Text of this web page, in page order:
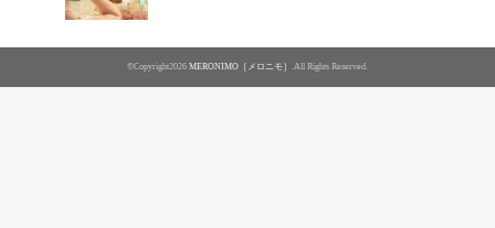
©Copyright2026 MERONIMO［メロニモ］ .All Rights Reserved.